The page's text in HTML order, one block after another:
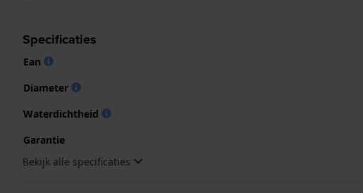
Specificaties
Ean
Diameter
Waterdichtheid
Garantie
Bekijk alle specificaties